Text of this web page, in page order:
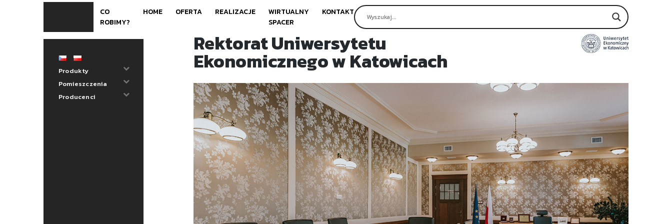
CO
ROBIMY?
HOME OFERTA REALIZACJE
WIRTUALNY
SPACER
KONTAKT
Produkty
Pomieszczenia
Producenci
Rektorat Uniwersytetu
Ekonomicznego w Katowicach